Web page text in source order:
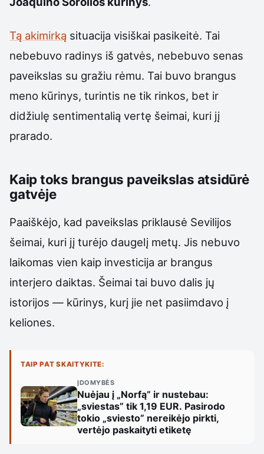
Tą akimirką situacija visiškai pasikeitė. Tai
nebebuvo radinys iš gatvės, nebebuvo senas
paveikslas su gražiu rėmu. Tai buvo brangus
meno kūrinys, turintis ne tik rinkos, bet ir
didžiulę sentimentalią vertę šeimai, kuri jį
prarado.
Kaip toks brangus paveikslas atsidūrė
gatvėje
Paaiškėjo, kad paveikslas priklausė Sevilijos
šeimai, kuri jį turėjo daugelį metų. Jis nebuvo
laikomas vien kaip investicija ar brangus
interjero daiktas. Šeimai tai buvo dalis jų
istorijos — kūrinys, kurį jie net pasiimdavo į
keliones.
TAIP PAT SKAITYKITE:
ĮDOMYBĖS
Nuėjau į „Norfą” ir nustebau:
„sviestas” tik 1,19 EUR. Pasirodo
tokio „sviesto” nereikėjo pirkti,
vertėjo paskaityti etiketę